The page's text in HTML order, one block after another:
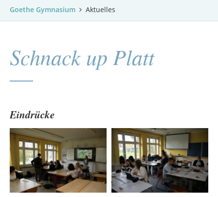
Goethe Gymnasium Aktuelles
Schnack up Platt
Eindrücke